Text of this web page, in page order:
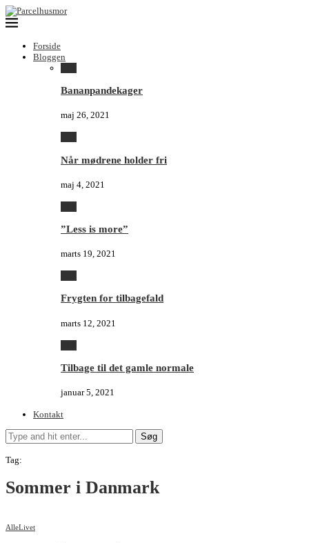
Forside
Bloggen
Bananpandekager
maj 26, 2021
Når mødrene holder fri
maj 4, 2021
”Less is more”
marts 19, 2021
Frygten for tilbagefald
marts 12, 2021
Tilbage til det gamle normale
januar 5, 2021
Kontakt
Søg
Tag:
Sommer i Danmark
AlleLivet